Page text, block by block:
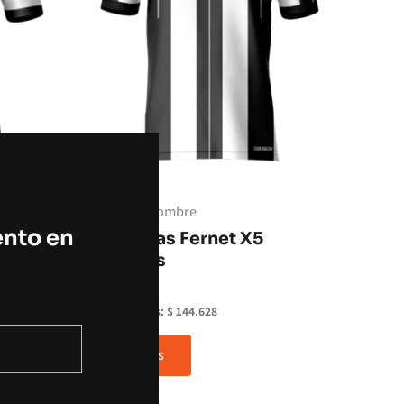
X5
Camisetas hombre
Camisetas Fernet X5
Unidades
Sin impuestos: $144.628
Leer más
en